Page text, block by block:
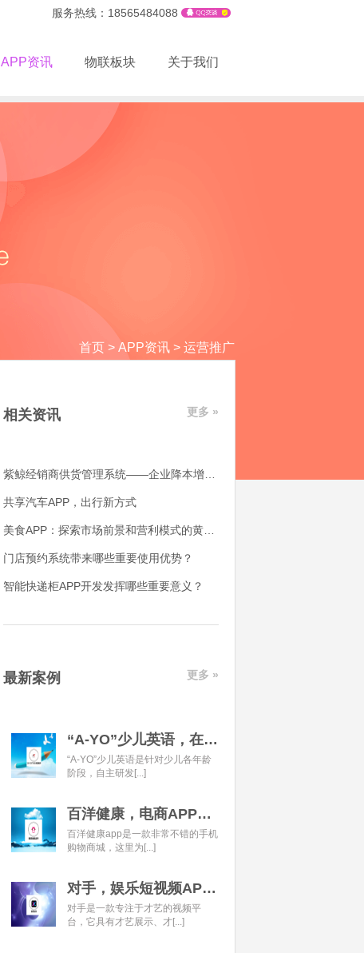
服务热线：18565484088
APP资讯 物联板块 关于我们
首页 > APP资讯 > 运营推广
相关资讯 更多 »
共享汽车APP，出行新方式
门店预约系统带来哪些重要使用优势？
智能快递柜APP开发发挥哪些重要意义？
最新案例 更多 »
“A-YO”少儿英语，在线语言学习平台开发经典案例
“A-YO”少儿英语是针对少儿各年龄
阶段，自主研发[...]
百洋健康，电商APP开发经典案例
百洋健康app是一款非常不错的手机
购物商城，这里为[...]
对手，娱乐短视频APP开发经典案例
对手是一款专注于才艺的视频平
台，它具有才艺展示、才[...]